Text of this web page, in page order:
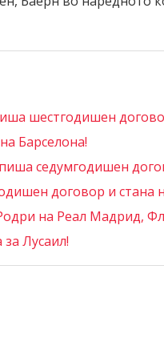
шестгодишен
Барселона!
седумгодишен
договор и стана
на Реал Мадрид,
Лусаил!